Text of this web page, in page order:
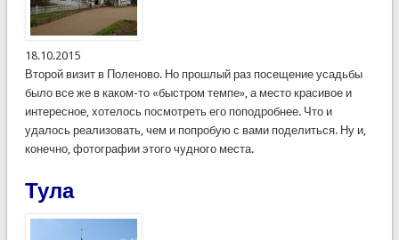
18.10.2015
Второй визит в Поленово. Но прошлый раз посещение усадьбы
было все же в каком-то «быстром темпе», а место красивое и
интересное, хотелось посмотреть его поподробнее. Что и
удалось реализовать, чем и попробую с вами поделиться. Ну и,
конечно, фотографии этого чудного места.
Тула